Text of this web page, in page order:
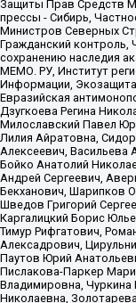
Защиты Прав Средств
прессы - Сибирь,
Министров Северных
Гражданский контроль,
сохранению наследия
МЕМО. РУ, Институт
Информации,
Евразийская
Дзугкоева Регина
Милославский Павел
Лилия Айратовна,
Алексеевич, Васильева
Бойко Анатолий
Андрей Сергеевич,
Бекханович, Шарипков
Шведов Григорий
Каргалицкий Борис
Тимур Рифгатович,
Алексадрович,
Паутов Юрий
Пислакова-Паркер
Владимировна, Чуркина
Николаевна,